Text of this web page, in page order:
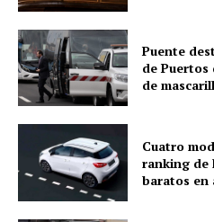
Puente
de
de
Cuatro
ranking de
baratos en